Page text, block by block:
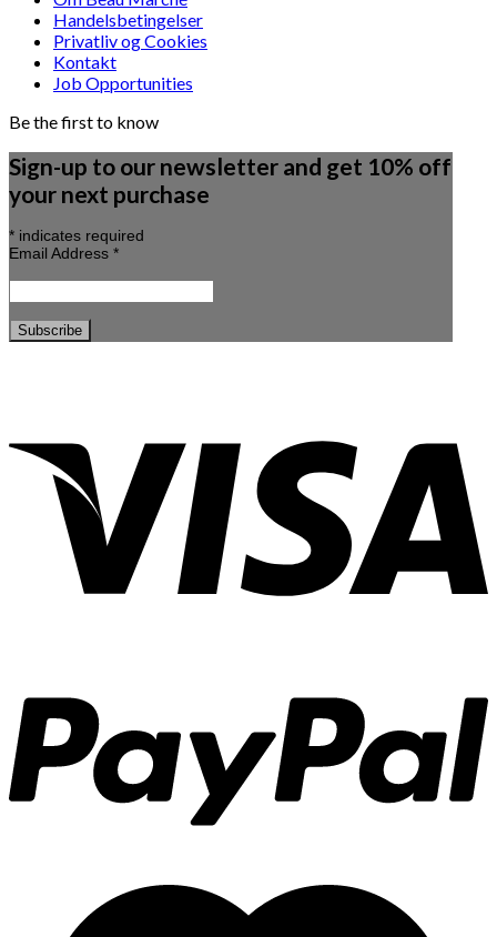
Handelsbetingelser
Privatliv og Cookies
Kontakt
Job Opportunities
Be the first to know
Sign-up to our newsletter and get 10% off
your next purchase
* indicates required
Email Address *